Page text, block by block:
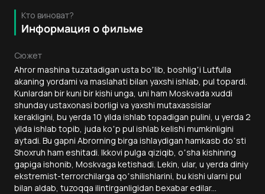
Кто виноват?
Информация о фильме
Сюжет
Аhror mashina tuzatadigan usta boʼlib, boshligʼi Lutfulla
akaning yordami va maslahati bilan yaxshi ishlab, pul topardi.
Kunlardan bir kuni bir kishi unga, uni ham Moskvada xuddi
shunday ustaxonasi borligi va yaxshi mutaxassislar
kerakligini, bu yerda 10 yilda ishlab topadigan pulini, u yerda 2
yilda ishlab topib, juda koʼp pul ishlab kelishi mumkinligini
aytadi. Bu gapni Аbrorning birga ishlaydigan hamkasb doʼsti
Shoxruh ham eshitadi. Ikkovi pulga qiziqib, oʼsha kishining
gapiga ishonib, Moskvaga ketishadi. Lekin, ular, u yerda diniy
ekstremist-terrorchilarga qoʼshilishlarini, bu kishi ularni pul
bilan aldab, tuzoqqa ilintirganligidan bexabar edilar...